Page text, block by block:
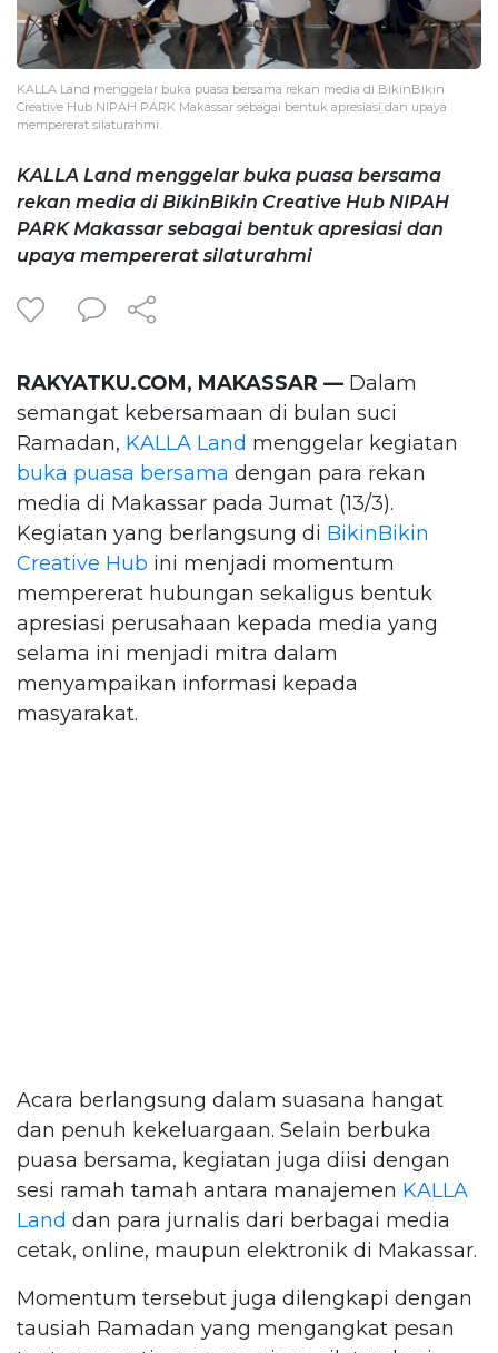
KALLA Land menggelar buka puasa bersama rekan media di BikinBikin
Creative Hub NIPAH PARK Makassar sebagai bentuk apresiasi dan upaya
mempererat silaturahmi.
KALLA Land menggelar buka puasa bersama
rekan media di BikinBikin Creative Hub NIPAH
PARK Makassar sebagai bentuk apresiasi dan
upaya mempererat silaturahmi
RAKYATKU.COM, MAKASSAR — Dalam
semangat kebersamaan di bulan suci
Ramadan, KALLA Land menggelar kegiatan
buka puasa bersama dengan para rekan
media di Makassar pada Jumat (13/3).
Kegiatan yang berlangsung di BikinBikin
Creative Hub ini menjadi momentum
mempererat hubungan sekaligus bentuk
apresiasi perusahaan kepada media yang
selama ini menjadi mitra dalam
menyampaikan informasi kepada
masyarakat.
Acara berlangsung dalam suasana hangat
dan penuh kekeluargaan. Selain berbuka
puasa bersama, kegiatan juga diisi dengan
sesi ramah tamah antara manajemen KALLA
Land dan para jurnalis dari berbagai media
cetak, online, maupun elektronik di Makassar.
Momentum tersebut juga dilengkapi dengan
tausiah Ramadan yang mengangkat pesan